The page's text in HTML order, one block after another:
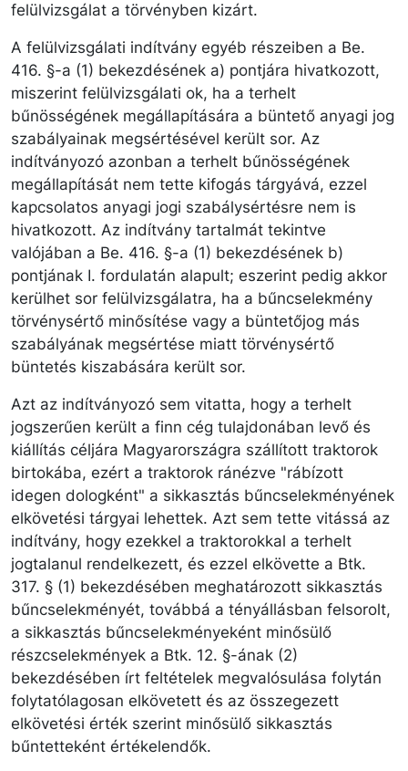
felülvizsgálat a törvényben kizárt.
A felülvizsgálati indítvány egyéb részeiben a Be.
416. §-a (1) bekezdésének a) pontjára hivatkozott,
miszerint felülvizsgálati ok, ha a terhelt
bűnösségének megállapítására a büntető anyagi jog
szabályainak megsértésével került sor. Az
indítványozó azonban a terhelt bűnösségének
megállapítását nem tette kifogás tárgyává, ezzel
kapcsolatos anyagi jogi szabálysértésre nem is
hivatkozott. Az indítvány tartalmát tekintve
valójában a Be. 416. §-a (1) bekezdésének b)
pontjának I. fordulatán alapult; eszerint pedig akkor
kerülhet sor felülvizsgálatra, ha a bűncselekmény
törvénysértő minősítése vagy a büntetőjog más
szabályának megsértése miatt törvénysértő
büntetés kiszabására került sor.
Azt az indítványozó sem vitatta, hogy a terhelt
jogszerűen került a finn cég tulajdonában levő és
kiállítás céljára Magyarországra szállított traktorok
birtokába, ezért a traktorok ránézve "rábízott
idegen dologként" a sikkasztás bűncselekményének
elkövetési tárgyai lehettek. Azt sem tette vitássá az
indítvány, hogy ezekkel a traktorokkal a terhelt
jogtalanul rendelkezett, és ezzel elkövette a Btk.
317. § (1) bekezdésében meghatározott sikkasztás
bűncselekményét, továbbá a tényállásban felsorolt,
a sikkasztás bűncselekményeként minősülő
részcselekmények a Btk. 12. §-ának (2)
bekezdésében írt feltételek megvalósulása folytán
folytatólagosan elkövetett és az összegezett
elkövetési érték szerint minősülő sikkasztás
bűntetteként értékelendők.